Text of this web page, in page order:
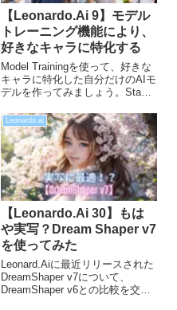
【Leonardo.Ai 9】モデル
トレーニング機能により、
好きなキャラに特化する
Model Trainingを使って、好きな
キャラに特化した自分だけのAIモ
デルを作ってみましょう。Stable
いえば、馴染み深いでしょうか？
Leonard.Aiなら無料で使えますの
でぜひお試しください。
Leonardo.ai
【Leonardo.Ai 30】もは
や実写？Dream Shaper v7
を使ってみた
Leonard.Aiに最近リリースされた
DreamShaper v7について、
DreamShaper v6との比較を交え